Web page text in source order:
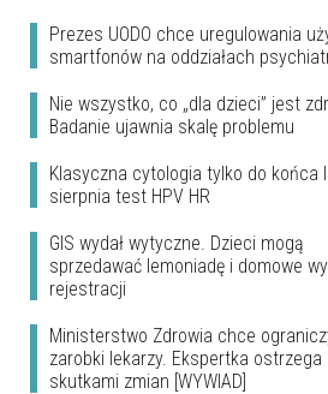
Prezes UODO chce uregulowania
smartfonów na oddziałach
Nie wszystko, co „dla dzieci” jest
Badanie ujawnia skalę problemu
Klasyczna cytologia tylko do końca
sierpnia test HPV HR
GIS wydał wytyczne. Dzieci mogą
sprzedawać lemoniadę i domowe
rejestracji
Ministerstwo Zdrowia chce
zarobki lekarzy. Ekspertka ostrzega
skutkami zmian [WYWIAD]